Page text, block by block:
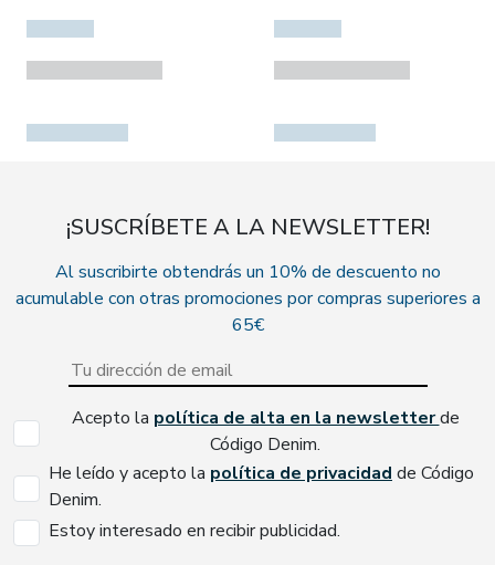
¡SUSCRÍBETE A LA NEWSLETTER!
Al suscribirte obtendrás un 10% de descuento no
acumulable con otras promociones por compras superiores a
65€
Acepto la política de alta en la newsletterde
Código Denim.
He leído y acepto la política de privacidadde Código
Denim.
Estoy interesado en recibir publicidad.